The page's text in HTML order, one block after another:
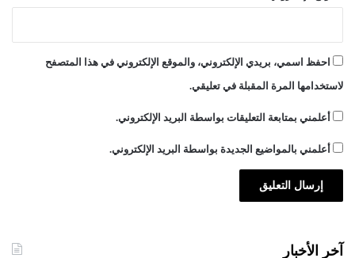
احفظ اسمي، بريدي الإلكتروني، والموقع الإلكتروني في هذا المتصفح
لاستخدامها المرة المقبلة في تعليقي.
أعلمني بمتابعة التعليقات بواسطة البريد الإلكتروني.
أعلمني بالمواضيع الجديدة بواسطة البريد الإلكتروني.
آخر الأخبار